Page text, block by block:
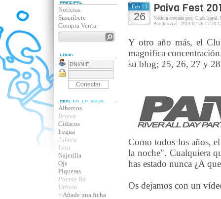
Noticias
Suscríbete
Compra Venta
Albercos
Brieva
Cidacos
Iregua
Jubera
Leza
Najerilla
Oja
Piqueras
Puente Rá
Urbión
+ Añade una ficha
Feb 13
26
Paiva Fest
Noticia enviada por: Club Kayak
Publicada el: 2013-02-26
Y otro año más, el
magnifica
su blog; 25, 26, 27 y
Como todos los años,
la noche". Cualquiera
has estado nunca ¿A
Os dejamos con un